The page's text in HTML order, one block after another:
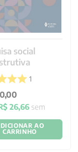
social
1
,00
26,66 sem
AO
CARRINHO